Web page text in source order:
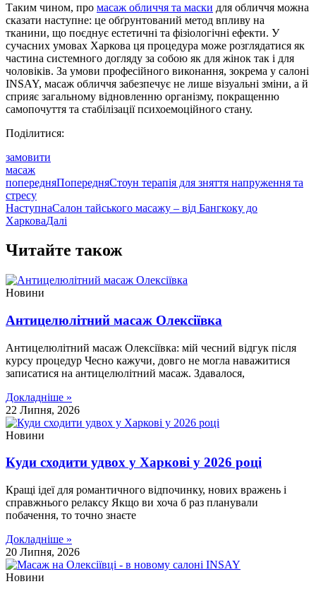
Таким чином, про масаж обличчя та маски для обличчя можна
сказати наступне: це обґрунтований метод впливу на
тканини, що поєднує естетичні та фізіологічні ефекти. У
сучасних умовах Харкова ця процедура може розглядатися як
частина системного догляду за собою як для жінок так і для
чоловіків. За умови професійного виконання, зокрема у салоні
INSAY, масаж обличчя забезпечує не лише візуальні зміни, а й
сприяє загальному відновленню організму, покращенню
самопочуття та стабілізації психоемоційного стану.
Поділитися:
замовити
масаж
попередняПопередняСтоун терапія для зняття напруження та
стресу
НаступнаСалон тайського масажу – від Бангкоку до
ХарковаДалі
Читайте також
Новини
Антицелюлітний масаж Олексіївка
Антицелюлітний масаж Олексіївка: мій чесний відгук після
курсу процедур Чесно кажучи, довго не могла наважитися
записатися на антицелюлітний масаж. Здавалося,
Докладніше »
22 Липня, 2026
Новини
Куди сходити удвох у Харкові у 2026 році
Кращі ідеї для романтичного відпочинку, нових вражень і
справжнього релаксу Якщо ви хоча б раз планували
побачення, то точно знаєте
Докладніше »
20 Липня, 2026
Новини